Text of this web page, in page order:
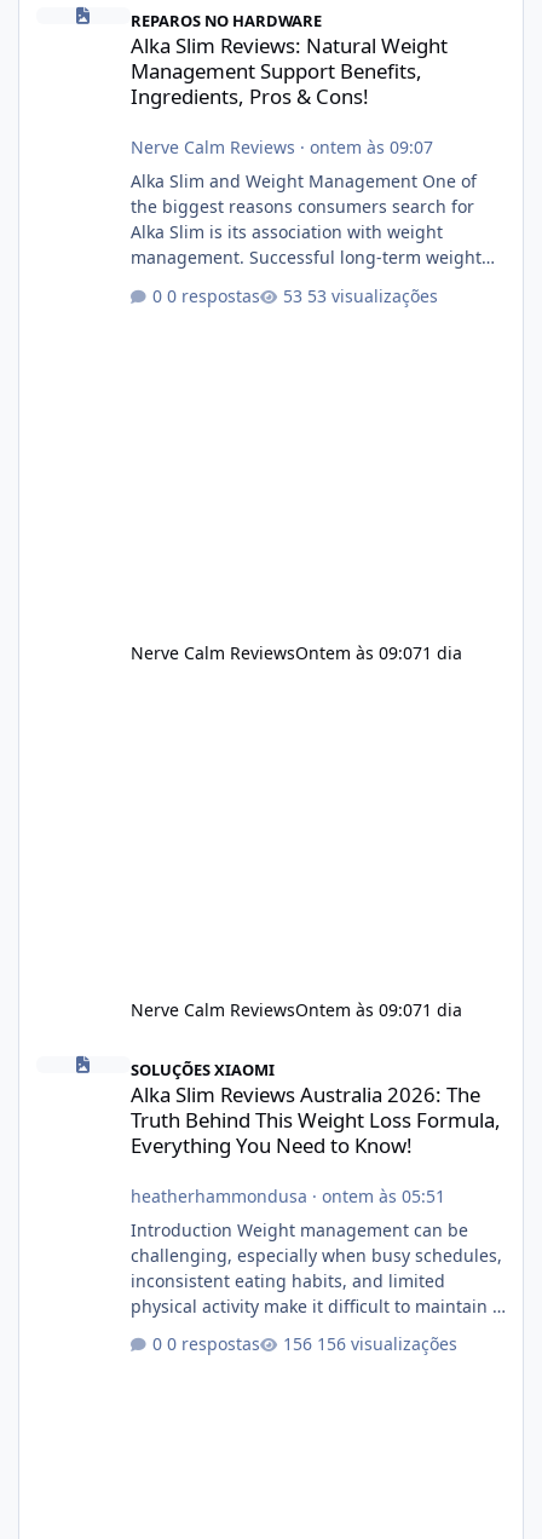
REPAROS NO HARDWARE
Alka Slim Reviews: Natural Weight
Management Support Benefits,
Ingredients, Pros & Cons!
Nerve Calm Reviews · ontem às 09:07
Alka Slim and Weight Management One of
the biggest reasons consumers search for
Alka Slim is its association with weight
management. Successful long-term weight
consistency rather than quick fixes. A
0 respostas 53 visualizações
Nerve Calm ReviewsOntem às 09:071 dia
Nerve Calm ReviewsOntem às 09:071 dia
Alka Slim Reviews Australia 2026: The Truth Behind This
SOLUÇÕES XIAOMI
Alka Slim Reviews Australia 2026: The
Truth Behind This Weight Loss Formula,
Everything You Need to Know!
heatherhammondusa · ontem às 05:51
Introduction Weight management can be
challenging, especially when busy schedules,
inconsistent eating habits, and limited
physical activity make it difficult to maintain a
healthy routine. As a result, many people look
for dietary supplements that may
0 respostas 156 visualizações